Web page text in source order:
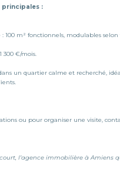
principales :
fonctionnels, modulables selon
€/mois.
quartier calme et recherché, idéal
ou pour organiser une visite,
l’agence immobilière à Amiens